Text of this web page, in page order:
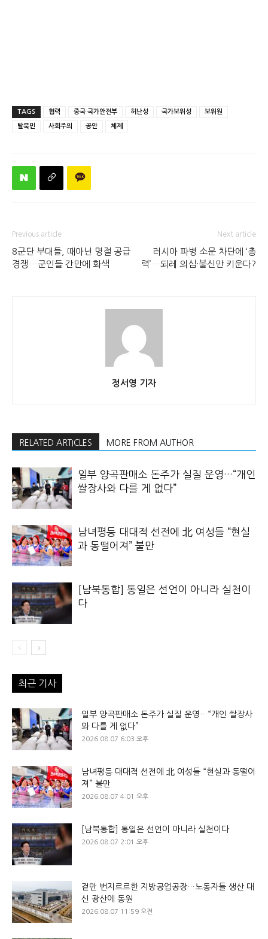
TAGS 협력 중국 국가안전부 허난성 국가보위성 보위원
탈북민 사회주의 공안 체제
Previous article
8군단 부대들, 때아닌 명절 공급
경쟁…군인들 간만에 화색
Next article
러시아 파병 소문 차단에 ‘총
력’…되레 의심·불신만 키운다?
정서영 기자
RELATED ARTICLES MORE FROM AUTHOR
일부 양곡판매소 돈주가 실질 운영…“개인
쌀장사와 다를 게 없다”
남녀평등 대대적 선전에 北 여성들 “현실
과 동떨어져” 불만
[남북통합] 통일은 선언이 아니라 실천이
다
최근 기사
일부 양곡판매소 돈주가 실질 운영…“개인 쌀장사
와 다를 게 없다”
2026.08.07 6:03 오후
남녀평등 대대적 선전에 北 여성들 “현실과 동떨어
져” 불만
2026.08.07 4:01 오후
[남북통합] 통일은 선언이 아니라 실천이다
2026.08.07 2:01 오후
겉만 번지르르한 지방공업공장…노동자들 생산 대
신 광산에 동원
2026.08.07 11:59 오전